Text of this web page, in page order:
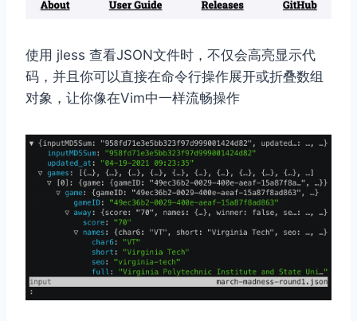
使用 jless 查看JSON文件时，不仅会高亮显示代
码，并且你可以直接在命令行操作展开或折叠数组
对象，让你像在Vim中一样流畅操作